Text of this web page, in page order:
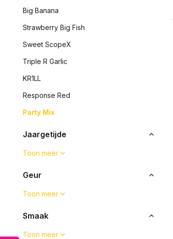
Big Banana
Strawberry Big Fish
Sweet ScopeX
Triple R Garlic
KR1LL
Response Red
Party Mix
Jaargetijde
Toon meer
Geur
Toon meer
Smaak
Toon meer